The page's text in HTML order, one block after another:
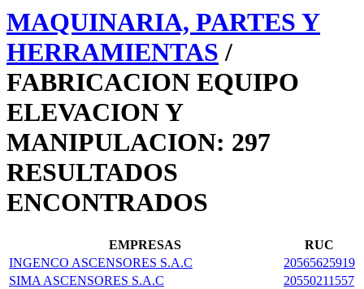
MAQUINARIA, PARTES Y
HERRAMIENTAS /
FABRICACION EQUIPO
ELEVACION Y
MANIPULACION: 297
RESULTADOS
ENCONTRADOS
EMPRESAS
RUC
INGENCO ASCENSORES S.A.C
20565625919
SIMA ASCENSORES S.A.C
20550211557